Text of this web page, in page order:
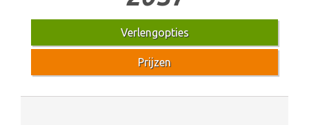
Verlengopties
Prijzen